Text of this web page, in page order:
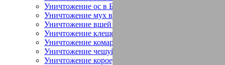
Уничтожение ос в Бачатский
Уничтожение мух в Бачатский
Уничтожение вшей в Бачатский
Уничтожение клещей в Бачатский
Уничтожение комаров в Бачатский
Уничтожение чешуйниц в Бачатский
Уничтожение короеда в Бачатский